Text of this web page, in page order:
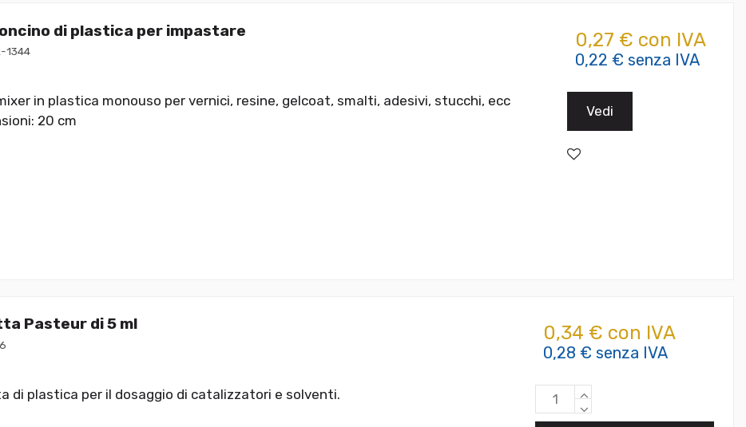
di plastica per impastare
1344
in plastica monouso per vernici, resine, gelcoat, smalti, adesivi, stucchi, ecc
20 cm
0,27 € con IVA
0,22 € senza IVA
Vedi
Pasteur di 5 ml
di plastica per il dosaggio di catalizzatori e solventi.
0,34 € con IVA
0,28 € senza IVA